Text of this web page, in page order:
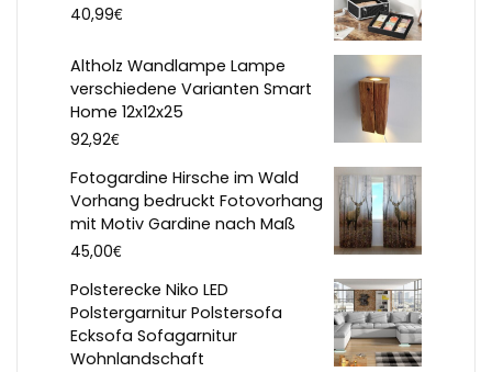
40,99€
Altholz Wandlampe Lampe
verschiedene Varianten Smart
Home 12x12x25
92,92€
Fotogardine Hirsche im Wald
Vorhang bedruckt Fotovorhang
mit Motiv Gardine nach Maß
45,00€
Polsterecke Niko LED
Polstergarnitur Polstersofa
Ecksofa Sofagarnitur
Wohnlandschaft